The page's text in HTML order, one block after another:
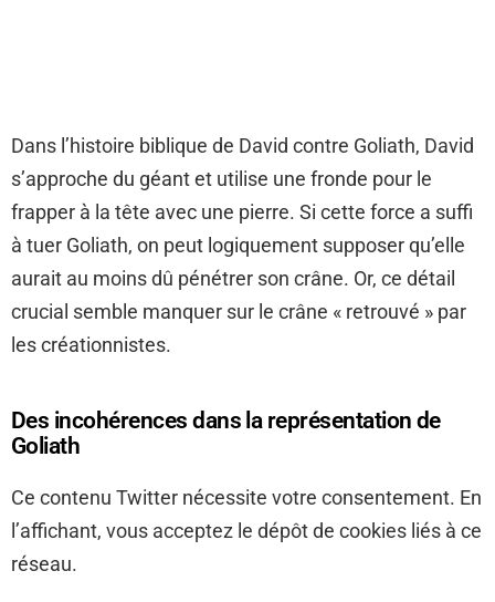
Dans l’histoire biblique de David contre Goliath, David
s’approche du géant et utilise une fronde pour le
frapper à la tête avec une pierre. Si cette force a suffi
à tuer Goliath, on peut logiquement supposer qu’elle
aurait au moins dû pénétrer son crâne. Or, ce détail
crucial semble manquer sur le crâne « retrouvé » par
les créationnistes.
Des incohérences dans la représentation de
Goliath
Ce contenu Twitter nécessite votre consentement. En
l’affichant, vous acceptez le dépôt de cookies liés à ce
réseau.